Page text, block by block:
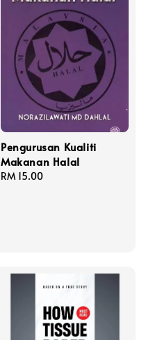
Pengurusan Kualiti
Makanan Halal
Regular
RM 15.00